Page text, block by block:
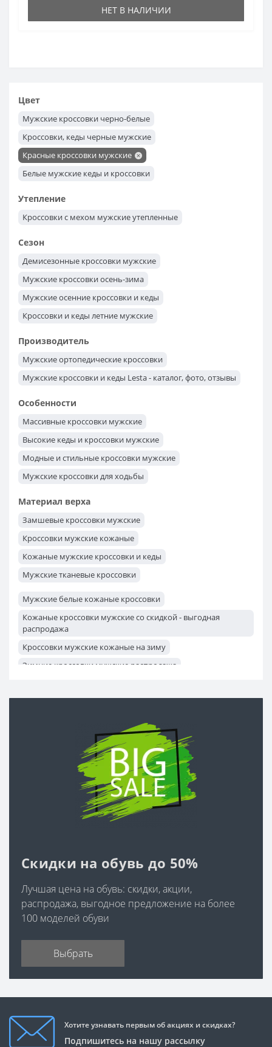
НЕТ В НАЛИЧИИ
Цвет
Мужские кроссовки черно-белые
Кроссовки, кеды черные мужские
Красные кроссовки мужские
Белые мужские кеды и кроссовки
Утепление
Кроссовки с мехом мужские утепленные
Сезон
Демисезонные кроссовки мужские
Мужские кроссовки осень-зима
Мужские осенние кроссовки и кеды
Кроссовки и кеды летние мужские
Производитель
Мужские ортопедические кроссовки
Мужские кроссовки и кеды Lesta - каталог, фото, отзывы
Особенности
Массивные кроссовки мужские
Высокие кеды и кроссовки мужские
Модные и стильные кроссовки мужские
Мужские кроссовки для ходьбы
Материал верха
Замшевые кроссовки мужские
Кроссовки мужские кожаные
Кожаные мужские кроссовки и кеды
Мужские тканевые кроссовки
Мужские белые кожаные кроссовки
Кожаные кроссовки мужские со скидкой - выгодная
распродажа
Кроссовки мужские кожаные на зиму
Зимние кроссовки мужские распродажа
Скидки на обувь до 50%
Лучшая цена на обувь: скидки, акции,
распродажа, выгодное предложение на более
100 моделей обуви
Выбрать
Хотите узнавать первым об акциях и скидках?
Подпишитесь на нашу рассылку